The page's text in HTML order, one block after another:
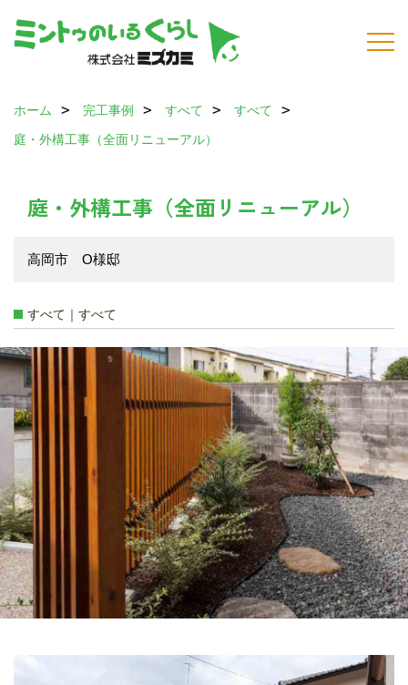
ホーム 完工事例 すべて
すべて
庭・外構工事（全面リニューアル）
庭・外構工事（全面リニューアル）
高岡市 O様邸
すべて｜すべて